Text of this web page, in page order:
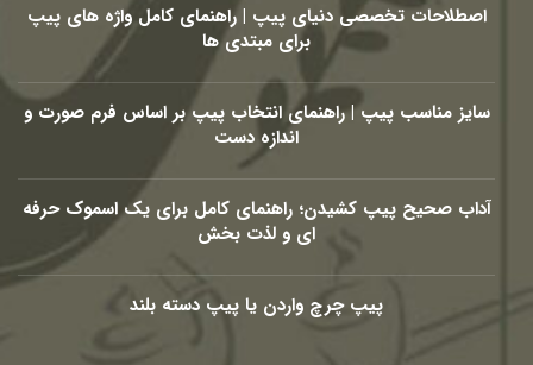
اصطلاحات تخصصی دنیای پیپ | راهنمای کامل واژه های پیپ
برای مبتدی ها
سایز مناسب پیپ | راهنمای انتخاب پیپ بر اساس فرم صورت و
اندازه دست
آداب صحیح پیپ کشیدن؛ راهنمای کامل برای یک اسموک حرفه
ای و لذت بخش
پیپ چرچ واردن یا پیپ دسته بلند